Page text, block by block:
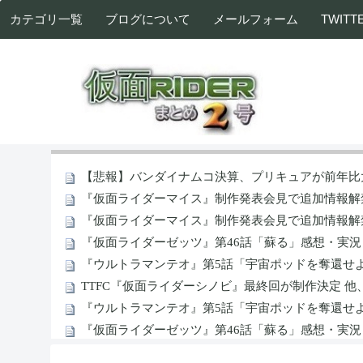
カテゴリ一覧 ブログについて メールフォーム